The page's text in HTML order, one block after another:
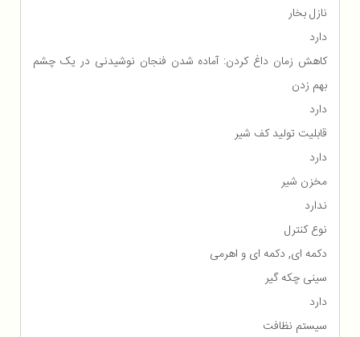
نازل بخار
دارد
کاهش زمان داغ کردن: آماده شدن فنجان نوشیدنی در یک چشم
بهم زدن
دارد
قابلیت تولید کف شیر
دارد
مخزن شیر
ندارد
نوع کنترل
دکمه ای, دکمه ای و اهرمی
سینی چکه گیر
دارد
سیستم نظافت